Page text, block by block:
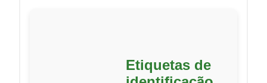
Etiquetas de